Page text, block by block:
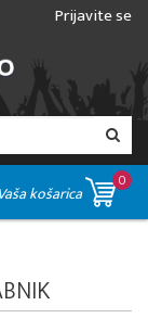
Prijavite se
Vaša košarica
0